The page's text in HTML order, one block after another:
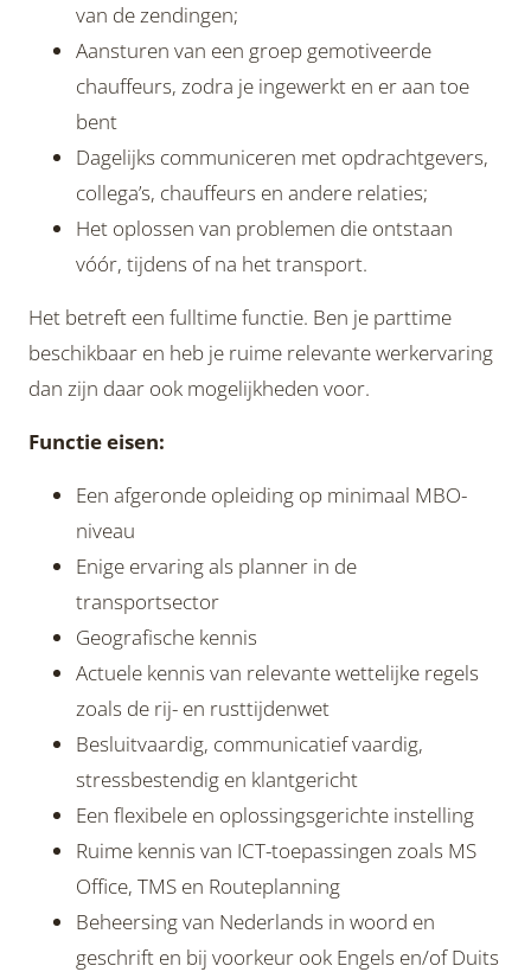
van de zendingen;
Aansturen van een groep gemotiveerde
chauffeurs, zodra je ingewerkt en er aan toe
bent
Dagelijks communiceren met opdrachtgevers,
collega’s, chauffeurs en andere relaties;
Het oplossen van problemen die ontstaan
vóór, tijdens of na het transport.
Het betreft een fulltime functie. Ben je parttime
beschikbaar en heb je ruime relevante werkervaring
dan zijn daar ook mogelijkheden voor.
Functie eisen:
Een afgeronde opleiding op minimaal MBO-
niveau
Enige ervaring als planner in de
transportsector
Geografische kennis
Actuele kennis van relevante wettelijke regels
zoals de rij- en rusttijdenwet
Besluitvaardig, communicatief vaardig,
stressbestendig en klantgericht
Een flexibele en oplossingsgerichte instelling
Ruime kennis van ICT-toepassingen zoals MS
Office, TMS en Routeplanning
Beheersing van Nederlands in woord en
geschrift en bij voorkeur ook Engels en/of Duits